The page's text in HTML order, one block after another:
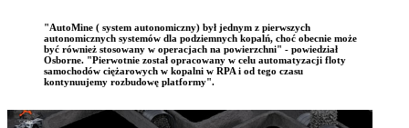
"AutoMine ( system autonomiczny) był jednym z pierwszych
autonomicznych systemów dla podziemnych kopalń, choć obecnie może
być również stosowany w operacjach na powierzchni" - powiedział
Osborne. "Pierwotnie został opracowany w celu automatyzacji floty
samochodów ciężarowych w kopalni w RPA i od tego czasu
kontynuujemy rozbudowę platformy".